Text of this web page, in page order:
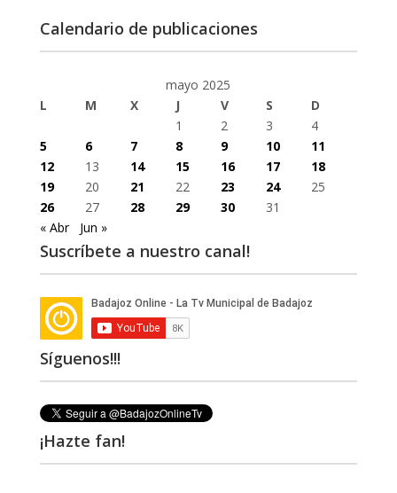
Calendario de publicaciones
mayo 2025
L
M X J V S
D
1
2 3
4
5
6 7 8 9 10
11
12
13 14 15 16 17
18
19
20 21 22 23 24
25
26
27 28 29 30
31
« Abr
Jun »
Suscríbete a nuestro canal!
Síguenos!!!
¡Hazte fan!